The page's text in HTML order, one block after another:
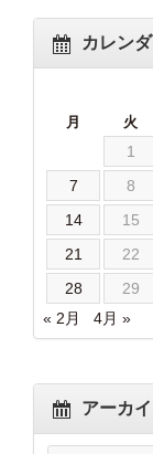
カレン
月 火
1
7
8
14
15
21
22
28
29
« 2月
4月 »
アーカ